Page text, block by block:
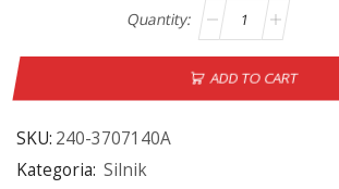
ADD TO CART
SKU: 240-3707140A
Kategoria: Silnik